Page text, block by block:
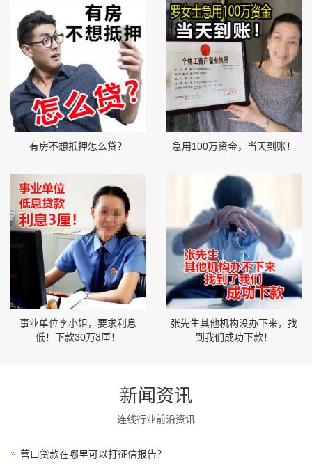
有房不想抵押怎么贷？ 急用100万资金，当天到账！
事业单位李小姐，要求利息
低！下款30万3厘！
张先生其他机构没办下来，找
到我们成功下款！
新闻资讯
连线行业前沿资讯
营口贷款在哪里可以打征信报告？